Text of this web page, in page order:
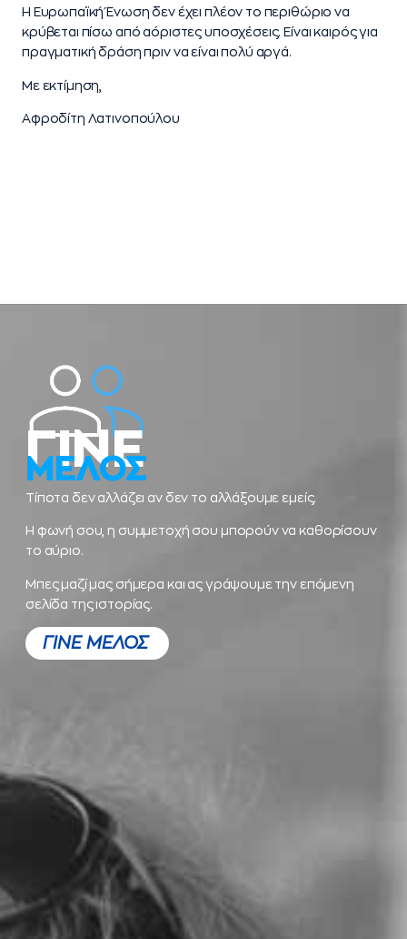
Η Ευρωπαϊκή Ένωση δεν έχει πλέον το περιθώριο να
κρύβεται πίσω από αόριστες υποσχέσεις. Είναι καιρός για
πραγματική δράση πριν να είναι πολύ αργά.
Με εκτίμηση,
Αφροδίτη Λατινοπούλου
ΓΙΝΕ
ΜΕΛΟΣ
Τίποτα δεν αλλάζει αν δεν το αλλάξουμε εμείς.
Η φωνή σου, η συμμετοχή σου μπορούν να καθορίσουν
το αύριο.
Μπες μαζί μας σήμερα και ας γράψουμε την επόμενη
σελίδα της ιστορίας.
ΓΙΝΕ ΜΕΛΟΣ